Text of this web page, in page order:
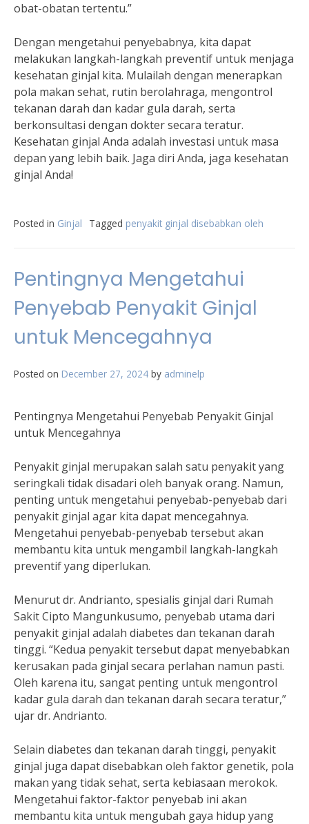
obat-obatan tertentu.”
Dengan mengetahui penyebabnya, kita dapat
melakukan langkah-langkah preventif untuk menjaga
kesehatan ginjal kita. Mulailah dengan menerapkan
pola makan sehat, rutin berolahraga, mengontrol
tekanan darah dan kadar gula darah, serta
berkonsultasi dengan dokter secara teratur.
Kesehatan ginjal Anda adalah investasi untuk masa
depan yang lebih baik. Jaga diri Anda, jaga kesehatan
ginjal Anda!
Posted in Ginjal Tagged penyakit ginjal disebabkan oleh
Pentingnya Mengetahui
Penyebab Penyakit Ginjal
untuk Mencegahnya
Posted on December 27, 2024 by adminelp
Pentingnya Mengetahui Penyebab Penyakit Ginjal
untuk Mencegahnya
Penyakit ginjal merupakan salah satu penyakit yang
seringkali tidak disadari oleh banyak orang. Namun,
penting untuk mengetahui penyebab-penyebab dari
penyakit ginjal agar kita dapat mencegahnya.
Mengetahui penyebab-penyebab tersebut akan
membantu kita untuk mengambil langkah-langkah
preventif yang diperlukan.
Menurut dr. Andrianto, spesialis ginjal dari Rumah
Sakit Cipto Mangunkusumo, penyebab utama dari
penyakit ginjal adalah diabetes dan tekanan darah
tinggi. “Kedua penyakit tersebut dapat menyebabkan
kerusakan pada ginjal secara perlahan namun pasti.
Oleh karena itu, sangat penting untuk mengontrol
kadar gula darah dan tekanan darah secara teratur,”
ujar dr. Andrianto.
Selain diabetes dan tekanan darah tinggi, penyakit
ginjal juga dapat disebabkan oleh faktor genetik, pola
makan yang tidak sehat, serta kebiasaan merokok.
Mengetahui faktor-faktor penyebab ini akan
membantu kita untuk mengubah gaya hidup yang